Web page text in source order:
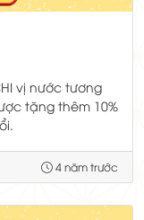
vị nước tương
tặng thêm 10%
4 năm trước